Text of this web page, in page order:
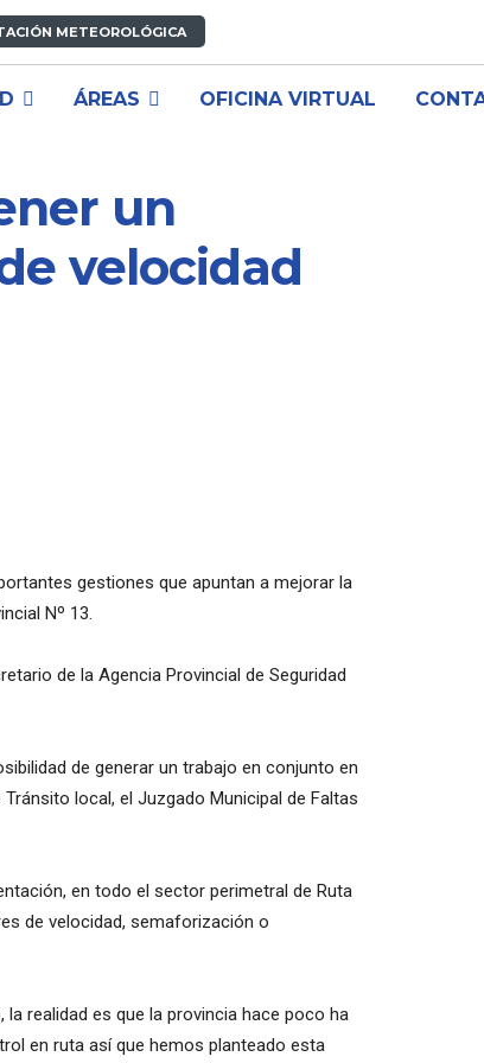
METEOROLÓGICA
ÁREAS OFICINA VIRTUAL
un
velocidad
gestiones que apuntan a mejorar la
Nº 13.
de la Agencia Provincial de Seguridad
de generar un trabajo en conjunto en
local, el Juzgado Municipal de Faltas
en todo el sector perimetral de Ruta
de velocidad, semaforización o
realidad es que la provincia hace poco ha
en ruta así que hemos planteado esta